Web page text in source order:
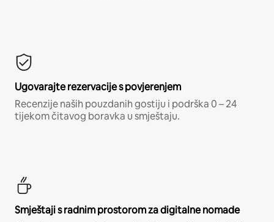
Ugovarajte rezervacije s povjerenjem
Recenzije naših pouzdanih gostiju i podrška 0 – 24
tijekom čitavog boravka u smještaju.
Smještaji s radnim prostorom za digitalne nomade